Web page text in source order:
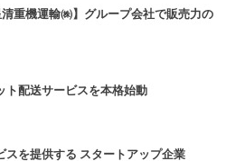
重機運輸㈱】グループ会社で販売力の
ト配送サービスを本格始動
を提供する スタートアップ企業